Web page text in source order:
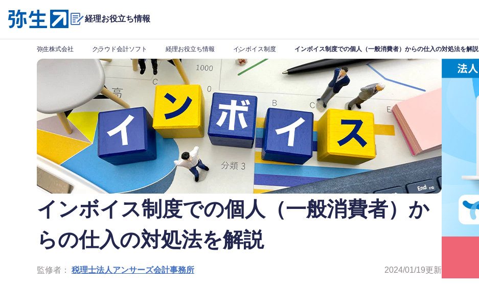
経理お役立ち情報
弥生株式会社 クラウド会計ソフト 経理お役立ち情報 インボイス制度 インボイス制度での個人（一般消費者）からの仕入の対処法を解説
インボイス制度での個人（一般消費者）か
らの仕入の対処法を解説
監修者： 税理士法人アンサーズ会計事務所 2024/01/19更新